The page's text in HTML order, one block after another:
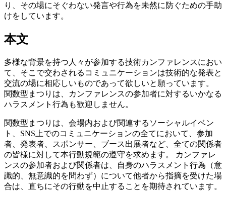
り、その場にそぐわない発言や行為を未然に防ぐための手助
けをしています。
本文
多様な背景を持つ人々が参加する技術カンファレンスにおい
て、そこで交わされるコミュニケーションは技術的な発表と
交流の場に相応しいものであって欲しいと願っています。
関数型まつりは、カンファレンスの参加者に対するいかなる
ハラスメント行為も歓迎しません。
関数型まつりは、会場内および関連するソーシャルイベン
ト、SNS上でのコミュニケーションの全てにおいて、参加
者、発表者、スポンサー、ブース出展者など、全ての関係者
の皆様に対して本行動規範の遵守を求めます。 カンファレ
ンスの参加者および関係者は、自身のハラスメント行為（意
識的、無意識的を問わず）について他者から指摘を受けた場
合は、直ちにその行動を中止することを期待されています。